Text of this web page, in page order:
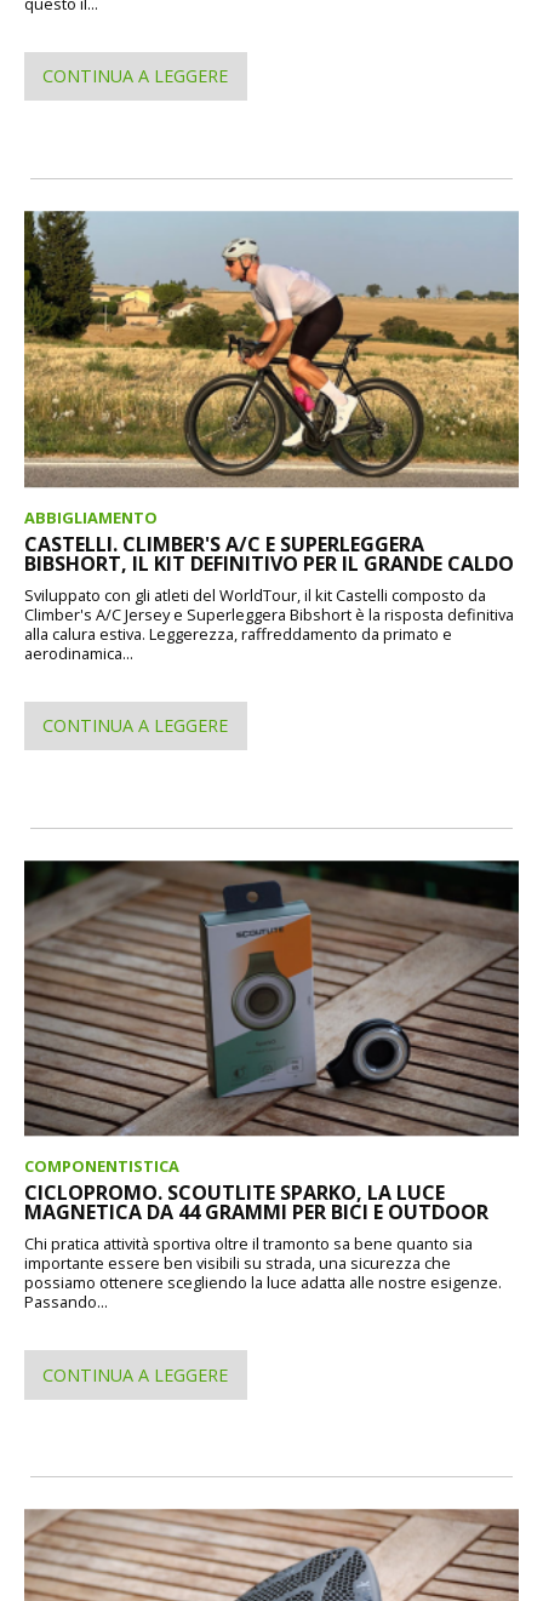
CONTINUA A LEGGERE
ABBIGLIAMENTO
CASTELLI. CLIMBER'S A/C E SUPERLEGGERA
BIBSHORT, IL KIT DEFINITIVO PER IL GRANDE CALDO
Sviluppato con gli atleti del WorldTour, il kit Castelli composto da
Climber's A/C Jersey e Superleggera Bibshort è la risposta definitiva
alla calura estiva. Leggerezza, raffreddamento da primato e
aerodinamica...
CONTINUA A LEGGERE
COMPONENTISTICA
CICLOPROMO. SCOUTLITE SPARKO, LA LUCE
MAGNETICA DA 44 GRAMMI PER BICI E OUTDOOR
Chi pratica attività sportiva oltre il tramonto sa bene quanto sia
importante essere ben visibili su strada, una sicurezza che
possiamo ottenere scegliendo la luce adatta alle nostre esigenze.
Passando...
CONTINUA A LEGGERE